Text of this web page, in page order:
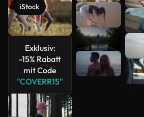
iStock
Exklusiv:
-15% Rabatt
mit Code
"COVERR15"